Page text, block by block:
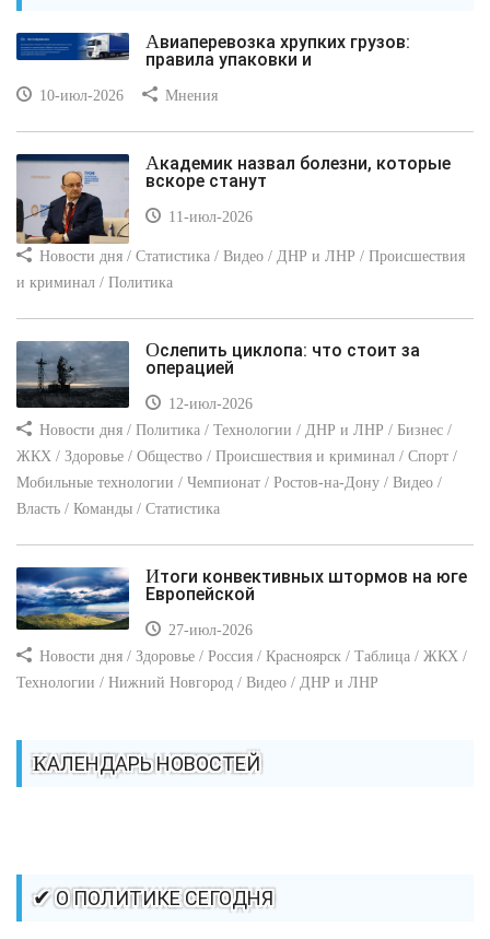
Авиаперевозка хрупких грузов:
правила упаковки и
10-июл-2026 Мнения
Академик назвал болезни, которые
вскоре станут
11-июл-2026
Новости дня / Статистика / Видео / ДНР и ЛНР / Происшествия
и криминал / Политика
Ослепить циклопа: что стоит за
операцией
12-июл-2026
Новости дня / Политика / Технологии / ДНР и ЛНР / Бизнес /
ЖКХ / Здоровье / Общество / Происшествия и криминал / Спорт /
Мобильные технологии / Чемпионат / Ростов-на-Дону / Видео /
Власть / Команды / Статистика
Итоги конвективных штормов на юге
Европейской
27-июл-2026
Новости дня / Здоровье / Россия / Красноярск / Таблица / ЖКХ /
Технологии / Нижний Новгород / Видео / ДНР и ЛНР
КАЛЕНДАРЬ НОВОСТЕЙ
✔ О ПОЛИТИКЕ СЕГОДНЯ